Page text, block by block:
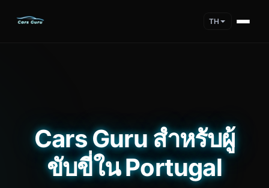
TH
Cars Guru สำหรับผู้
ขับขี่ใน Portugal